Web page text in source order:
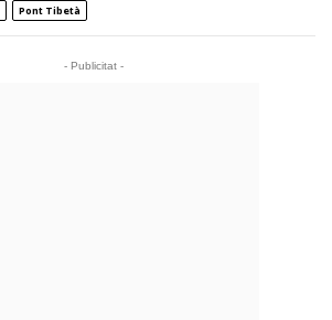
Pont Tibetà
- Publicitat -